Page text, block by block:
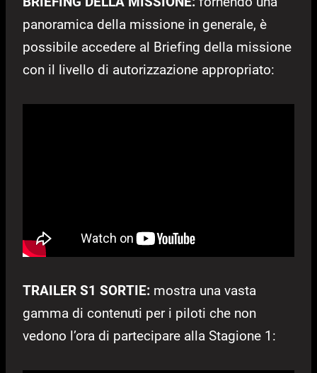
panoramica della missione in generale, è
possibile accedere al Briefing della missione
con il livello di autorizzazione appropriato:
TRAILER S1 SORTIE: mostra una vasta
gamma di contenuti per i piloti che non
vedono l’ora di partecipare alla Stagione 1: